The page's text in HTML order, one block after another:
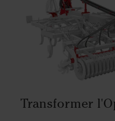
Transformer